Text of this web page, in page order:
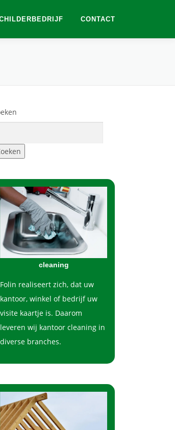
CONTACT
cleaning
Folin realiseert zich, dat uw
kantoor, winkel of bedrijf uw
visite kaartje is. Daarom
leveren wij kantoor cleaning in
diverse branches.